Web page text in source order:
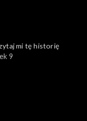
mi tę historię
9